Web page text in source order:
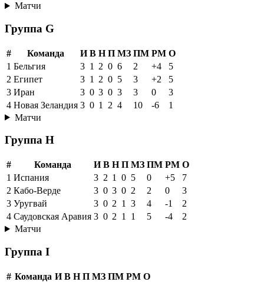
Матчи
Группа G
# Команда И В Н П МЗ ПМ РМ О
1 Бельгия 3 1 2 0 6 2 +4
5
2 Египет 3 1 2 0 5 3 +2
5
3 Иран 3 0 3 0 3 3 0
3
4 Новая Зеландия 3 0 1 2 4 10 -6
1
Матчи
Группа H
# Команда И В Н П МЗ ПМ РМ О
1 Испания 3 2 1 0 5 0 +5
7
2 Кабо-Верде 3 0 3 0 2 2 0
3
3 Уругвай 3 0 2 1 3 4 -1
2
4 Саудовская Аравия 3 0 2 1 1 5 -4
2
Матчи
Группа I
# Команда И В Н П МЗ ПМ РМ О